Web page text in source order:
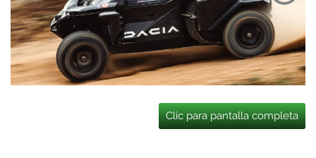
Clic para pantalla completa